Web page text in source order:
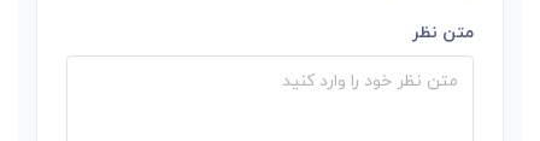
متن نظر